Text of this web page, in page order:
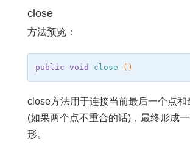
close
方法预览：
public void close ()
close方法用于连接当前最后一个点和
(如果两个点不重合的话)，最终形成
形。